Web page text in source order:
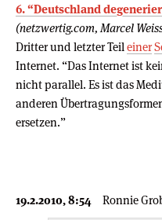
6. “Deutschland
(netzwertig.com, Marcel
Dritter und letzter Teil einer
Internet. “Das Internet ist
nicht parallel. Es ist das
anderen
ersetzen.”
19.2.2010, 8:54 Ronnie